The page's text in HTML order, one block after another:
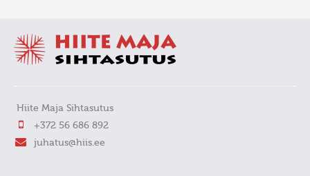
Hiite Maja Sihtasutus
+372 56 686 892
juhatus@hiis.ee